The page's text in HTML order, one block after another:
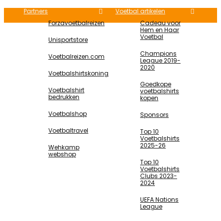
Partners
Forzavoetbalreizen
Unisportstore
Voetbalreizen.com
Voetbalshirtskoning
Voetbalshirt
bedrukken
Voetbalshop
Voetbaltravel
Wehkamp
webshop
Voetbal artikelen
Cadeau voor
Hem en Haar
Voetbal
Champions
League 2019-
2020
Goedkope
voetbalshirts
kopen
Sponsors
Top 10
Voetbalshirts
2025-26
Top 10
Voetbalshirts
Clubs 2023-
2024
UEFA Nations
League